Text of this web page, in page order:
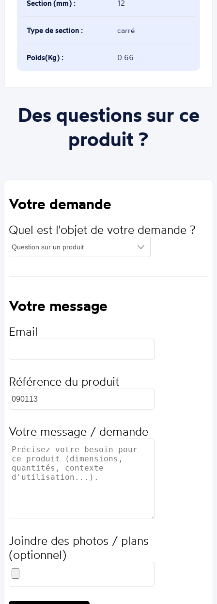
Section (mm) : 12
Type de section : carré
Poids(Kg) : 0.66
Des questions sur ce
produit ?
Votre demande
Quel est l'objet de votre demande ?
Votre message
Email
Référence du produit
Votre message / demande
Joindre des photos / plans
(optionnel)